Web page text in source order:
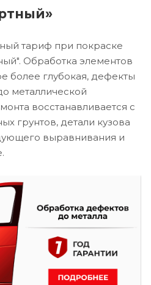
тариф при покраске
Обработка элементов
более глубокая, дефекты
металлической
восстанавливается с
грунтов, детали кузова
выравнивания и